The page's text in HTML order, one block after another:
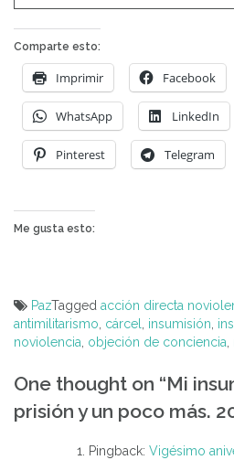
Comparte esto:
Imprimir Facebook
WhatsApp LinkedIn
Pinterest Telegram
Me gusta esto:
PazTagged acción directa
antimilitarismo, cárcel, insumisión,
noviolencia, objeción de conciencia,
de
entradas
One thought on “Mi
prisión y un poco más.
Pingback: Vigésimo